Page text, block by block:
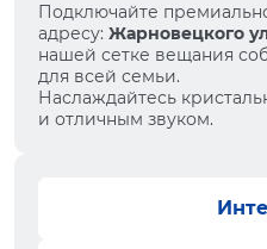
Подключайте
адресу: Жарновецкого
нашей сетке вещания
для всей семьи.
Наслаждайтесь
и отличным звуком.